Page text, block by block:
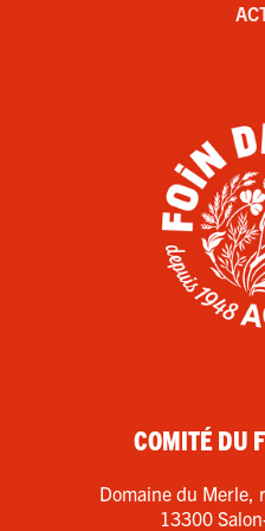
COMITÉ DU
Domaine du Merle,
13300